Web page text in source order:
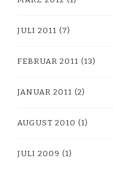
JULI 2011 (7)
FEBRUAR 2011 (13)
JANUAR 2011 (2)
AUGUST 2010 (1)
JULI 2009 (1)